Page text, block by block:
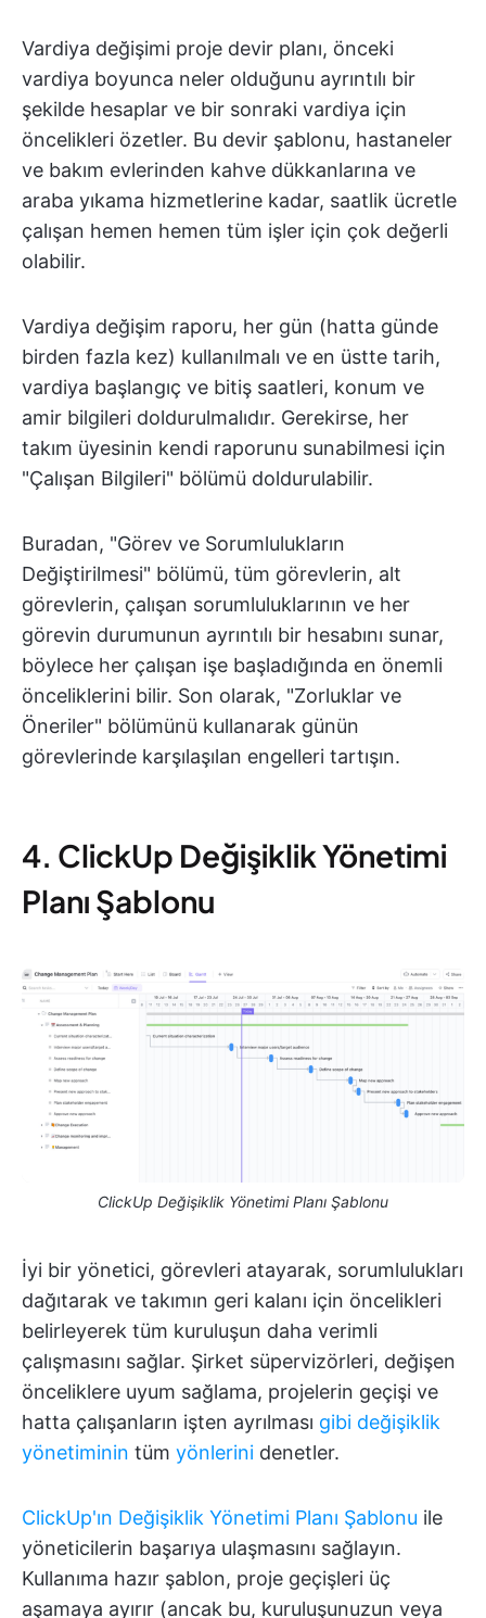
Vardiya değişimi proje devir planı, önceki
vardiya boyunca neler olduğunu ayrıntılı bir
şekilde hesaplar ve bir sonraki vardiya için
öncelikleri özetler. Bu devir şablonu, hastaneler
ve bakım evlerinden kahve dükkanlarına ve
araba yıkama hizmetlerine kadar, saatlik ücretle
çalışan hemen hemen tüm işler için çok değerli
olabilir.
Vardiya değişim raporu, her gün (hatta günde
birden fazla kez) kullanılmalı ve en üstte tarih,
vardiya başlangıç ve bitiş saatleri, konum ve
amir bilgileri doldurulmalıdır. Gerekirse, her
takım üyesinin kendi raporunu sunabilmesi için
"Çalışan Bilgileri" bölümü doldurulabilir.
Buradan, "Görev ve Sorumlulukların
Değiştirilmesi" bölümü, tüm görevlerin, alt
görevlerin, çalışan sorumluluklarının ve her
görevin durumunun ayrıntılı bir hesabını sunar,
böylece her çalışan işe başladığında en önemli
önceliklerini bilir. Son olarak, "Zorluklar ve
Öneriler" bölümünü kullanarak günün
görevlerinde karşılaşılan engelleri tartışın.
4. ClickUp Değişiklik Yönetimi
Planı Şablonu
ClickUp Değişiklik Yönetimi Planı Şablonu
İyi bir yönetici, görevleri atayarak, sorumlulukları
dağıtarak ve takımın geri kalanı için öncelikleri
belirleyerek tüm kuruluşun daha verimli
çalışmasını sağlar. Şirket süpervizörleri, değişen
önceliklere uyum sağlama, projelerin geçişi ve
hatta çalışanların işten ayrılması gibi değişiklik
yönetiminin tüm yönlerini denetler.
ClickUp'ın Değişiklik Yönetimi Planı Şablonu ile
yöneticilerin başarıya ulaşmasını sağlayın.
Kullanıma hazır şablon, proje geçişleri üç
aşamaya ayırır (ancak bu, kuruluşunuzun veya